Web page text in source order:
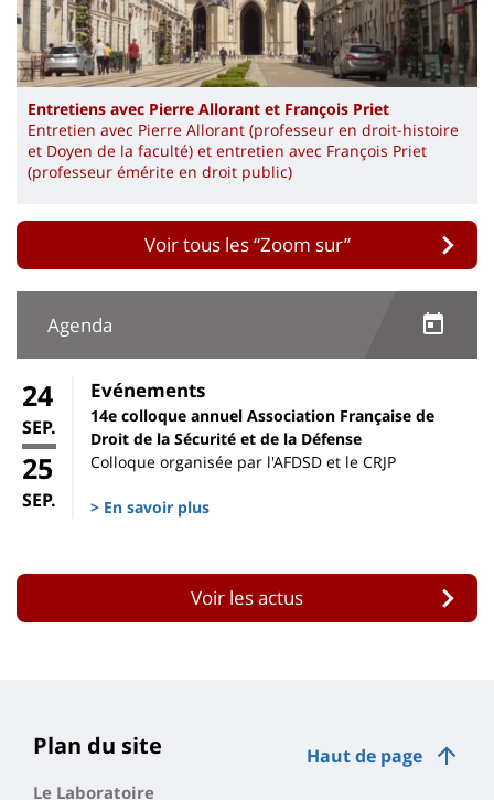
Entretiens avec Pierre Allorant et François Priet
Entretien avec Pierre Allorant (professeur en droit-histoire
et Doyen de la faculté) et entretien avec François Priet
(professeur émérite en droit public)
Voir tous les “Zoom sur”
Agenda
24
SEP.
25
SEP.
Evénements
14e colloque annuel Association Française de
Droit de la Sécurité et de la Défense
Colloque organisée par l'AFDSD et le CRJP
> En savoir plus
Voir les actus
Haut de page
Plan du site
Le Laboratoire